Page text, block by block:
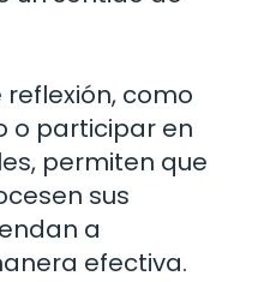
como
o participar en
permiten que
sus
a
efectiva.